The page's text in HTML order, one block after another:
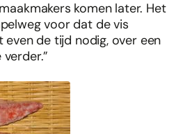
komen later. Het
voor dat de vis
de tijd nodig, over een